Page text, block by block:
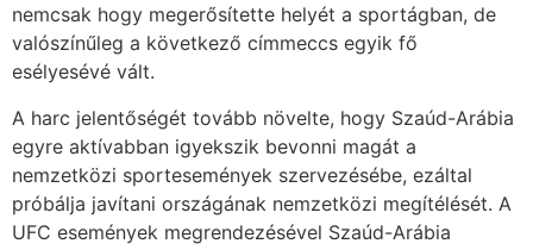
nemcsak hogy megerősítette helyét a sportágban, de
valószínűleg a következő címmeccs egyik fő
esélyesévé vált.
A harc jelentőségét tovább növelte, hogy Szaúd-Arábia
egyre aktívabban igyekszik bevonni magát a
nemzetközi sportesemények szervezésébe, ezáltal
próbálja javítani országának nemzetközi megítélését. A
UFC események megrendezésével Szaúd-Arábia